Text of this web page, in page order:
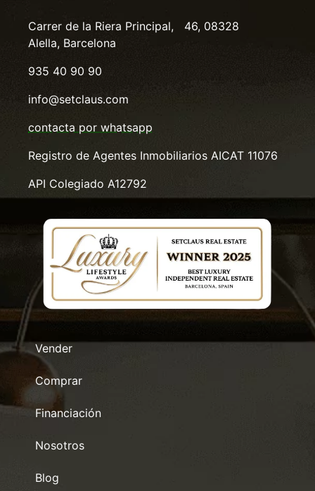
Carrer de la Riera Principal, 46, 08328
Alella, Barcelona
935 40 90 90
info@setclaus.com
contacta por whatsapp
Registro de Agentes Inmobiliarios AICAT 11076
API Colegiado A12792
Vender
Comprar
Financiación
Nosotros
Blog